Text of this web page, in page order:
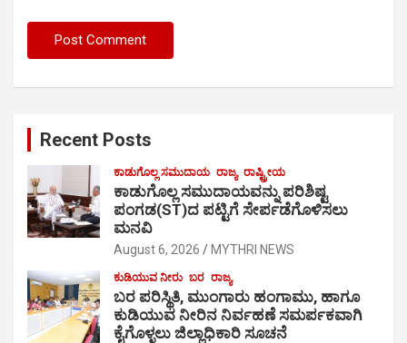
Recent Posts
ಕಾಡುಗೊಲ್ಲ ಸಮುದಾಯ ರಾಜ್ಯ ರಾಷ್ಟ್ರೀಯ
ಕಾಡುಗೊಲ್ಲ ಸಮುದಾಯವನ್ನು ಪರಿಶಿಷ್ಟ
ಪಂಗಡ(ST)ದ ಪಟ್ಟಿಗೆ ಸೇರ್ಪಡೆಗೊಳಿಸಲು
ಮನವಿ
August 6, 2026 MYTHRI NEWS
ಕುಡಿಯುವ ನೀರು ಬರ ರಾಜ್ಯ
ಬರ ಪರಿಸ್ಥಿತಿ, ಮುಂಗಾರು ಹಂಗಾಮು, ಹಾಗೂ
ಕುಡಿಯುವ ನೀರಿನ ನಿರ್ವಹಣೆ ಸಮರ್ಪಕವಾಗಿ
ಕೈಗೊಳ್ಳಲು ಜಿಲ್ಲಾಧಿಕಾರಿ ಸೂಚನೆ